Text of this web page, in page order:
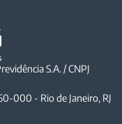
S.A. / CNPJ
000 - Rio de Janeiro, RJ